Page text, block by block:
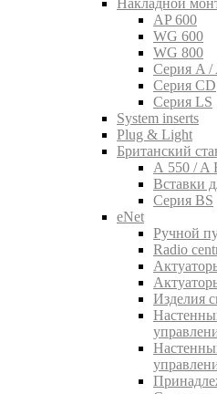
Накладной
AP 600
WG 600
WG 800
Серия A /
Серия CD
Серия LS
System inserts
Plug & Light
Британский
A 550 / A
Вставки
Серия BS
eNet
Pучной
Radio
Изделия